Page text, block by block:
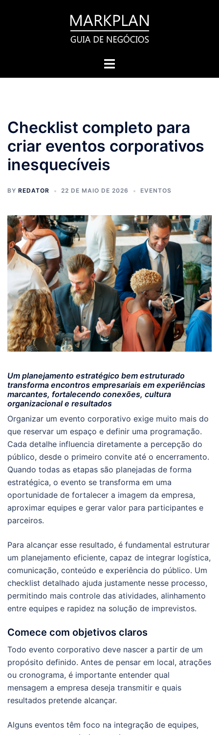
Toggle
Checklist completo para
criar eventos corporativos
inesquecíveis
BY REDATOR 22 DE MAIO DE 2026 EVENTOS
Um planejamento estratégico bem estruturado
transforma encontros empresariais em experiências
marcantes, fortalecendo conexões, cultura
organizacional e resultados
Organizar um evento corporativo exige muito mais do
que reservar um espaço e definir uma programação.
Cada detalhe influencia diretamente a percepção do
público, desde o primeiro convite até o encerramento.
Quando todas as etapas são planejadas de forma
estratégica, o evento se transforma em uma
oportunidade de fortalecer a imagem da empresa,
aproximar equipes e gerar valor para participantes e
parceiros.
Para alcançar esse resultado, é fundamental estruturar
um planejamento eficiente, capaz de integrar logística,
comunicação, conteúdo e experiência do público. Um
checklist detalhado ajuda justamente nesse processo,
permitindo mais controle das atividades, alinhamento
entre equipes e rapidez na solução de imprevistos.
Comece com objetivos claros
Todo evento corporativo deve nascer a partir de um
propósito definido. Antes de pensar em local, atrações
ou cronograma, é importante entender qual
mensagem a empresa deseja transmitir e quais
resultados pretende alcançar.
Alguns eventos têm foco na integração de equipes,